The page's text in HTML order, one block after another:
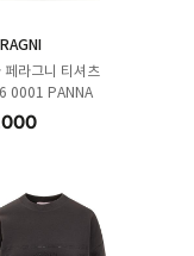
페라그니 티셔츠
0001 PANNA